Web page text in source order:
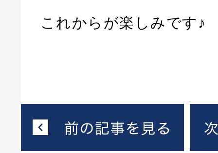
これからが楽しみです♪